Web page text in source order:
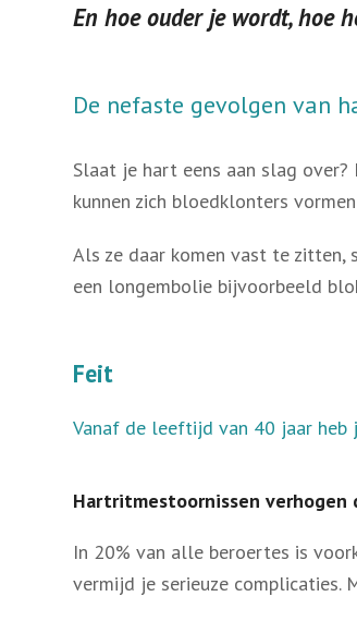
En hoe ouder je wordt, hoe
De nefaste gevolgen van
Slaat je hart eens aan slag
kunnen zich bloedklonters
Als ze daar komen vast te zitten,
een longembolie bijvoorbeeld
Feit
Vanaf de leeftijd van 40 jaar
Hartritmestoornissen
In 20% van alle beroertes is
vermijd je serieuze complicaties.